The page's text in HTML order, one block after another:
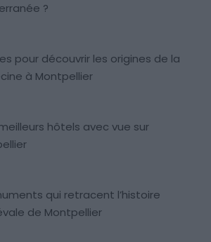
?
pour découvrir les origines de la
à Montpellier
hôtels avec vue sur
qui retracent l’histoire
de Montpellier